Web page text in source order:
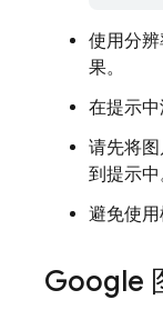
使用分
果。
在提示中
请先将
到提示中
避免使用
Google